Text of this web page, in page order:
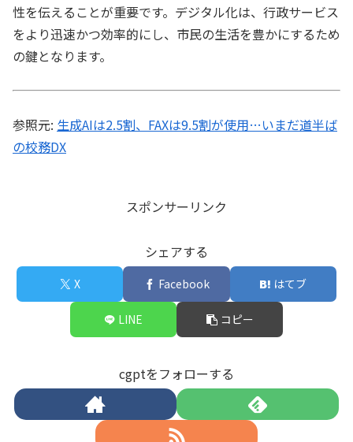
性を伝えることが重要です。デジタル化は、行政サービス
をより迅速かつ効率的にし、市民の生活を豊かにするため
の鍵となります。
参照元: 生成AIは2.5割、FAXは9.5割が使用…いまだ道半ば
の校務DX
スポンサーリンク
シェアする
X Facebook はてブ
LINE コピー
cgptをフォローする